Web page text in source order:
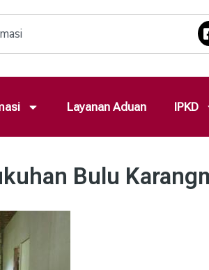
Layanan Aduan IPKD
Bulu